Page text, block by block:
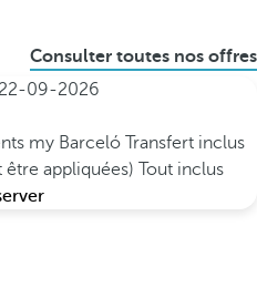
Consulter toutes nos offres
22-09-2026
my Barceló Transfert inclus
appliquées) Tout inclus